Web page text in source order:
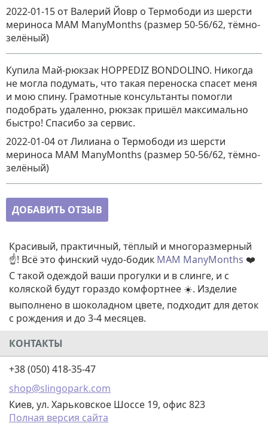
2022-01-15 от Валерий Йовр о Термободи из шерсти
мериноса MAM ManyMonths (размер 50-56/62, тёмно-
зелёный)
Купила Май-рюкзак HOPPEDIZ BONDOLINO. Никогда
не могла подумать, что такая переноска спасет меня
и мою спину. Грамотные консультанты помогли
подобрать удаленно, рюкзак пришёл максимально
быстро! Спасибо за сервис.
2022-01-04 от Лилиана о Термободи из шерсти
мериноса MAM ManyMonths (размер 50-56/62, тёмно-
зелёный)
ДОБАВИТЬ ОТЗЫВ
Красивый, практичный, тёплый и многоразмерный
☝️! Всё это финский чудо-бодик MAM ManyMonths ❤️
С такой одеждой ваши прогулки и в слинге, и с
коляской будут гораздо комфортнее ☀️. Изделие
выполнено в шоколадном цвете, подходит для деток
с рождения и до 3-4 месяцев.
КОНТАКТЫ
+38 (050) 418-35-47
shop@slingopark.com
Киев, ул. Харьковское Шоссе 19, офис 823
Полная версия сайта